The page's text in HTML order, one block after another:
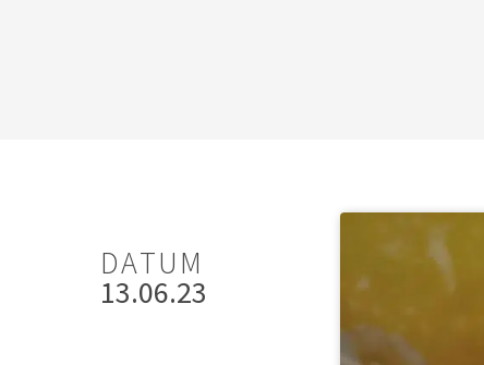
DATUM
13.06.23